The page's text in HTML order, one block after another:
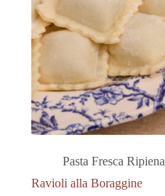
Pasta Fresca Ripiena
Ravioli alla Boraggine